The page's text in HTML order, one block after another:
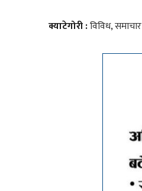
क्याटेगोरी :विविध,समाचार